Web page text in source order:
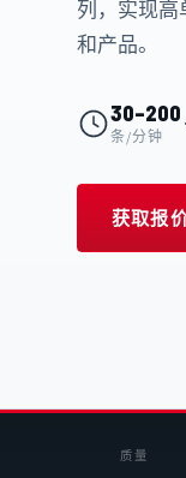
列，实现高
和产品。
30–200
条/分钟
获取报
质量